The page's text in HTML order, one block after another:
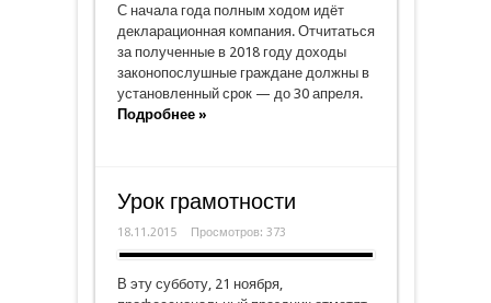
С начала года полным ходом идёт
декларационная компания. Отчитаться
за полученные в 2018 году доходы
законопослушные граждане должны в
установленный срок — до 30 апреля.
Подробнее »
Урок грамотности
18.11.2015 Просмотров: 373
В эту субботу, 21 ноября,